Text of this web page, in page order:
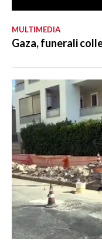
MULTIMEDIA
Gaza, funerali